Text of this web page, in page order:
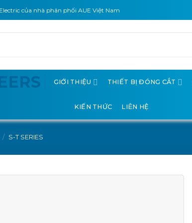
của nhà phân phối AUE Việt Nam
GIỚI THIỆU THIẾT BỊ ĐÓNG CẮT
KIẾN THỨC LIÊN HỆ
/ S-T SERIES